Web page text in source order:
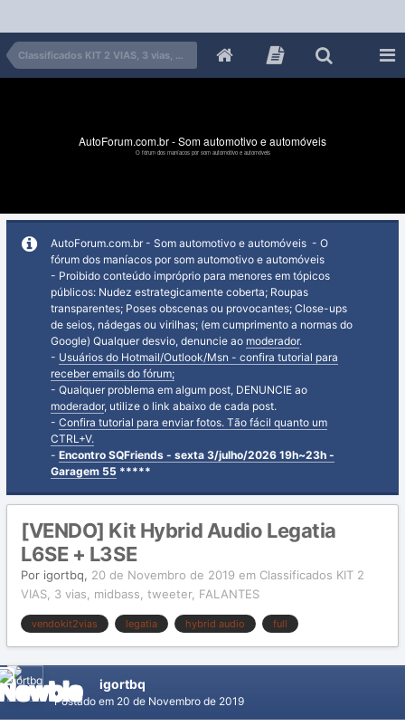
Classificados KIT 2 VIAS, 3 vias, midbass, tweeter, FALANTES
AutoForum.com.br - Som automotivo e automóveis
O fórum dos maníacos por som automotivo e automóveis
AutoForum.com.br - Som automotivo e automóveis - O
fórum dos maníacos por som automotivo e automóveis
- Proibido conteúdo impróprio para menores em tópicos
públicos: Nudez estrategicamente coberta; Roupas
transparentes; Poses obscenas ou provocantes; Close-ups
de seios, nádegas ou virilhas; (em cumprimento a normas do
Google) Qualquer desvio, denuncie ao moderador.
- Usuários do Hotmail/Outlook/Msn - confira tutorial para
receber emails do fórum;
- Qualquer problema em algum post, DENUNCIE ao
moderador, utilize o link abaixo de cada post.
- Confira tutorial para enviar fotos. Tão fácil quanto um
CTRL+V.
- Encontro SQFriends - sexta 3/julho/2026 19h~23h -
Garagem 55 *****
[VENDO] Kit Hybrid Audio Legatia
L6SE + L3SE
Por igortbq, 20 de Novembro de 2019 em Classificados KIT 2
VIAS, 3 vias, midbass, tweeter, FALANTES
vendokit2vias legatia hybrid audio full
igortbq
Postado em 20 de Novembro de 2019